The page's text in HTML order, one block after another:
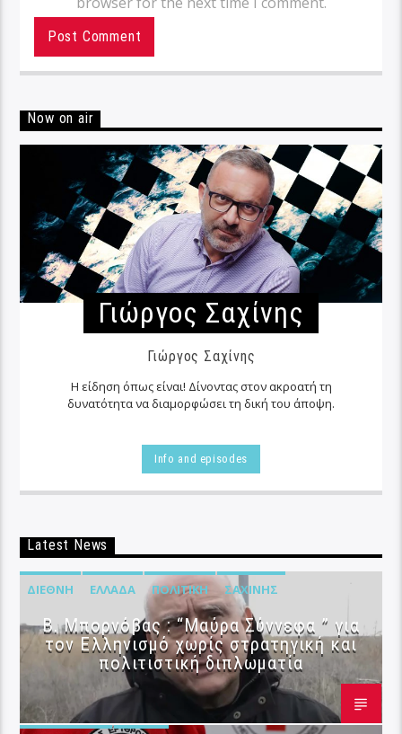
Now on air
Γιώργος Σαχίνης
Γιώργος Σαχίνης
Η είδηση όπως είναι! Δίνοντας στον ακροατή τη
δυνατότητα να διαμορφώσει τη δική του άποψη.
Info and episodes
Latest News
ΔΙΕΘΝΉ ΕΛΛΆΔΑ ΠΟΛΙΤΙΚΉ ΣΑΧΊΝΗΣ
B. Μπορνόβας : “Μαύρα Σύννεφα ” για
τον Ελληνισμό χωρίς στρατηγική και
πολιτιστική διπλωματία